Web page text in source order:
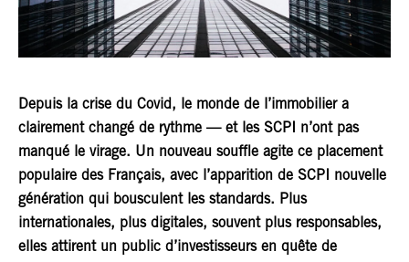
Depuis la crise du Covid, le monde de l’immobilier a
clairement changé de rythme — et les SCPI n’ont pas
manqué le virage. Un nouveau souffle agite ce placement
populaire des Français, avec l’apparition de SCPI nouvelle
génération qui bousculent les standards. Plus
internationales, plus digitales, souvent plus responsables,
elles attirent un public d’investisseurs en quête de